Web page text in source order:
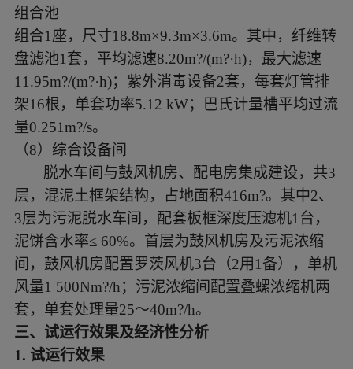
组合池
组合1座，尺寸18.8m×9.3m×3.6m。其中，纤维转
盘滤池1套，平均滤速8.20m?/(m?·h)，最大滤速
11.95m?/(m?·h)；紫外消毒设备2套，每套灯管排
架16根，单套功率5.12 kW；巴氏计量槽平均过流
量0.251m?/s。
（8） 综合设备间
脱水车间与鼓风机房、配电房集成建设，共3
层，混泥土框架结构，占地面积416m?。其中2、
3层为污泥脱水车间，配套板框深度压滤机1台，
泥饼含水率≤ 60%。首层为鼓风机房及污泥浓缩
间，鼓风机房配置罗茨风机3台（2用1备），单机
风量1 500Nm?/h；污泥浓缩间配置叠螺浓缩机两
套，单套处理量25～40m?/h。
三、 试运行效果及经济性分析
1. 试运行效果